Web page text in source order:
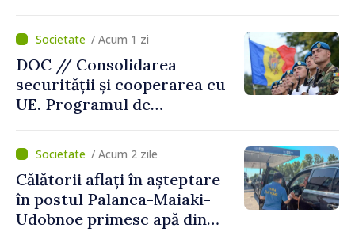
/ Acum 1 zi
DOC // Consolidarea
securității și cooperarea cu
UE. Programul de
Naționale de Apărare pentru
perioada 2024–2034,
publicat în Monitorul Oficial
/ Acum 2 zile
Călătorii aflați în așteptare
în postul Palanca-Maiaki-
Udobnoe primesc apă din